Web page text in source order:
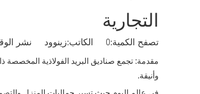
التجارية
تصفح الكمية:0 الكاتب:زينوود نشر الوقت: 2026-04-22
مقدمة: تجمع صناديق البريد الفولاذية
وأنيقة.